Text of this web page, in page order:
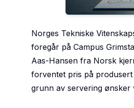
Norges Tekniske
foregår på Campus
Aas-Hansen fra Norsk
forventet pris på
grunn av servering ønsker